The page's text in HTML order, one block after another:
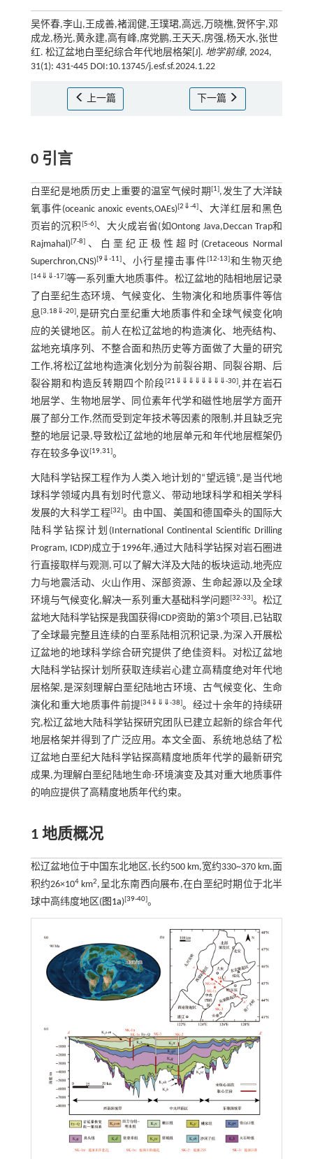
吴怀春,李山,王成善,褚润健,王璞珺,高远,万晓樵,贺怀宇,邓
成龙,杨光,黄永建,高有峰,席党鹏,王天天,房强,杨天水,张世
红. 松辽盆地白垩纪综合年代地层格架[J]. 地学前缘, 2024,
31(1): 431-445 DOI:10.13745/j.esf.sf.2024.1.22
上一篇 下一篇
0 引言
白垩纪是地质历史上重要的温室气候时期[1],发生了大洋缺
氧事件(oceanic anoxic events,OAEs)[2 ⇓-4]、大洋红层和黑色
页岩的沉积 [5-6]、大火成岩省(如Ontong Java,Deccan Trap和
Rajmahal)[7-8]、白垩纪正极性超时(Cretaceous Normal
Superchron,CNS)[9⇓-11]、小行星撞击事件[12-13]和生物灭绝
[14⇓ ⇓-17]等一系列重大地质事件。松辽盆地的陆相地层记录
了白垩纪生态环境、气候变化、生物演化和地质事件等信
息[3,18 ⇓-20],是研究白垩纪重大地质事件和全球气候变化响
应的关键地区。前人在松辽盆地的构造演化、地壳结构、
盆地充填序列、不整合面和热历史等方面做了大量的研究
工作,将松辽盆地构造演化划分为前裂谷期、同裂谷期、后
裂谷期和构造反转期四个阶段[21 ⇓ ⇓ ⇓ ⇓ ⇓ ⇓ ⇓ ⇓-30],并在岩石
地层学、生物地层学、同位素年代学和磁性地层学方面开
展了部分工作,然而受到定年技术等因素的限制,并且缺乏完
整的地层记录,导致松辽盆地的地层单元和年代地层框架仍
存在较多争议[19,31]。
大陆科学钻探工程作为人类入地计划的“望远镜”,是当代地
球科学领域内具有划时代意义、带动地球科学和相关学科
发展的大科学工程[32]。由中国、美国和德国牵头的国际大
陆科学钻探计划(International Continental Scientific Drilling
Program, ICDP)成立于1996年,通过大陆科学钻探对岩石圈进
行直接取样与观测,可以了解大洋及大陆的板块运动,地壳应
力与地震活动、火山作用、深部资源、生命起源以及全球
环境与气候变化,解决一系列重大基础科学问题[32-33]。松辽
盆地大陆科学钻探是我国获得ICDP资助的第3个项目,已钻取
了全球最完整且连续的白垩系陆相沉积记录,为深入开展松
辽盆地的地球科学综合研究提供了绝佳资料。对松辽盆地
大陆科学钻探计划所获取连续岩心建立高精度绝对年代地
层格架,是深刻理解白垩纪陆地古环境、古气候变化、生命
演化和重大地质事件前提[34⇓ ⇓ ⇓-38]。经过十余年的持续研
究,松辽盆地大陆科学钻探研究团队已建立起新的综合年代
地层格架并得到了广泛应用。本文全面、系统地总结了松
辽盆地白垩纪大陆科学钻探高精度地质年代学的最新研究
成果,为理解白垩纪陆地生命-环境演变及其对重大地质事件
的响应提供了高精度地质年代约束。
1 地质概况
松辽盆地位于中国东北地区,长约500 km,宽约330~370 km,面
积约26×104 km2,呈北东南西向展布,在白垩纪时期位于北半
球中高纬度地区(图1a)[39-40]。